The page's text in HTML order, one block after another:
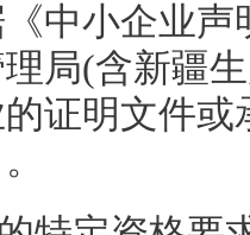
《中小企业
局(含新疆
证明文件